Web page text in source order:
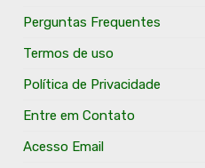
Perguntas Frequentes
Termos de uso
Política de Privacidade
Entre em Contato
Acesso Email